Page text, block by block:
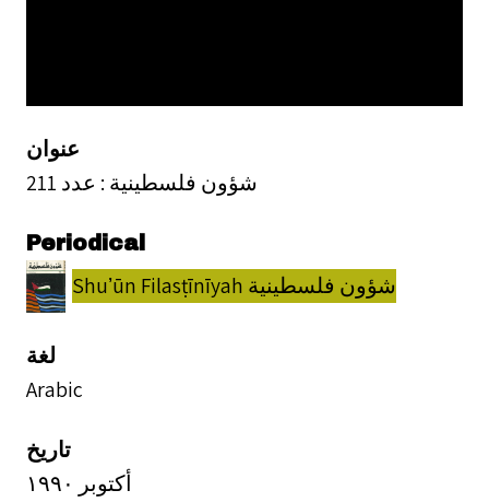
عنوان
شؤون فلسطينية : عدد 211
Periodical
Shuʼūn Filasṭīnīyah شؤون فلسطينية
لغة
Arabic
تاريخ
أكتوبر ١٩٩٠